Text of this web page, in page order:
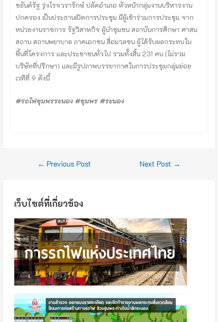
ชยันต์รัฐ รุ่งโรจวรารักษ์ ปลัดอำเภอ หัวหน้ากลุ่มงานบริหารงาน
ปกครอง เป็นประธานเปิดการประชุม มีผู้เข้าร่วมการประชุม จาก
หน่วยงานราชการ รัฐวิสาหกิจ ผู้นำชุมชน สถาบันการศึกษา ศาสน
สถาน สถานพยาบาล ภาคเอกชน สื่อมวลชน ผู้ได้รับผลกระทบใน
พื้นที่โครงการ และประชาชนทั่วไป รวมทั้งสิ้น 231 คน (ไม่รวม
บริษัทที่ปรึกษา) และมีรูปภาพบรรยากาศในการประชุมกลุ่มย่อย
เวทีที่ 9 ดังนี้
#รถไฟชุมพรระนอง #ชุมพร #ระนอง
← Previous Post Next Post →
เว็บไซต์ที่เกี่ยวข้อง